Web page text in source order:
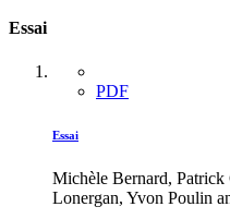
Essai
PDF
Essai
Michèle Bernard, Patrick
Lonergan, Yvon Poulin